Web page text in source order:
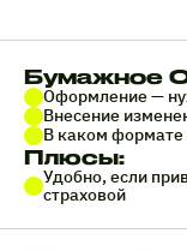
Бумажное
Оформление —
Внесение
В каком формате
Плюсы:
Удобно, если
страховой